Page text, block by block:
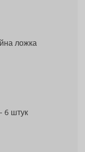
ложка
- 6 штук